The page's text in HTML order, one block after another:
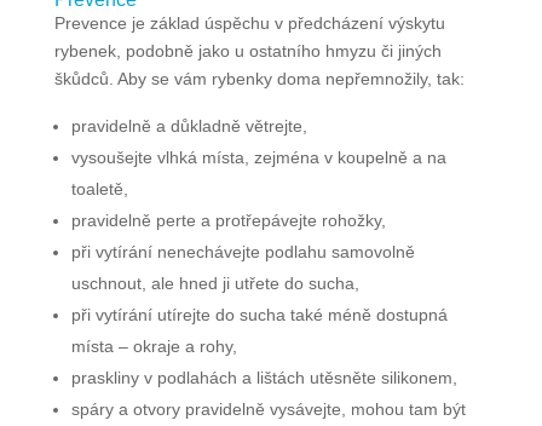
Prevence je základ úspěchu v předcházení výskytu
rybenek, podobně jako u ostatního hmyzu či jiných
škůdců. Aby se vám rybenky doma nepřemnožily, tak:
pravidelně a důkladně větrejte,
vysoušejte vlhká místa, zejména v koupelně a na
toaletě,
pravidelně perte a protřepávejte rohožky,
při vytírání nenechávejte podlahu samovolně
uschnout, ale hned ji utřete do sucha,
při vytírání utírejte do sucha také méně dostupná
místa – okraje a rohy,
praskliny v podlahách a lištách utěsněte silikonem,
spáry a otvory pravidelně vysávejte, mohou tam být